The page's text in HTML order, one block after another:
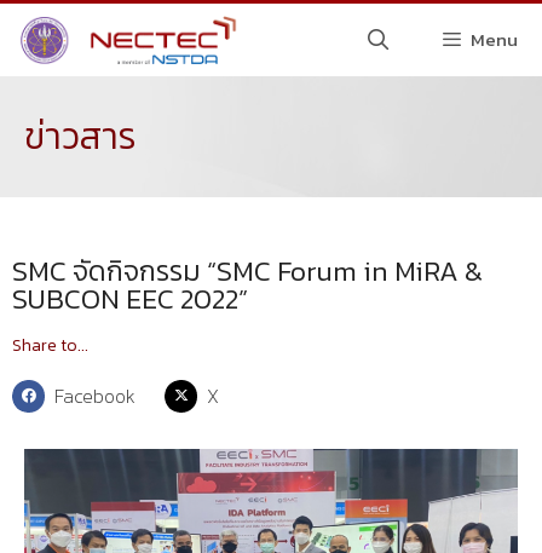
Menu
ข่าวสาร
SMC จัดกิจกรรม “SMC Forum in MiRA &
SUBCON EEC 2022”
Share to...
Facebook X